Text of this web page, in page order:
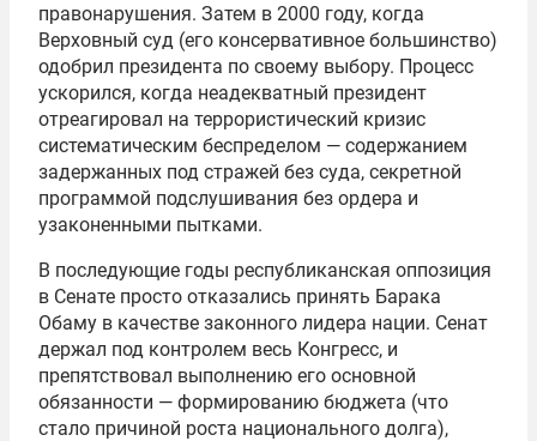
правонарушения. Затем в 2000 году, когда
Верховный суд (его консервативное большинство)
одобрил президента по своему выбору. Процесс
ускорился, когда неадекватный президент
отреагировал на террористический кризис
систематическим беспределом — содержанием
задержанных под стражей без суда, секретной
программой подслушивания без ордера и
узаконенными пытками.
В последующие годы республиканская оппозиция
в Сенате просто отказались принять Барака
Обаму в качестве законного лидера нации. Сенат
держал под контролем весь Конгресс, и
препятствовал выполнению его основной
обязанности — формированию бюджета (что
стало причиной роста национального долга),